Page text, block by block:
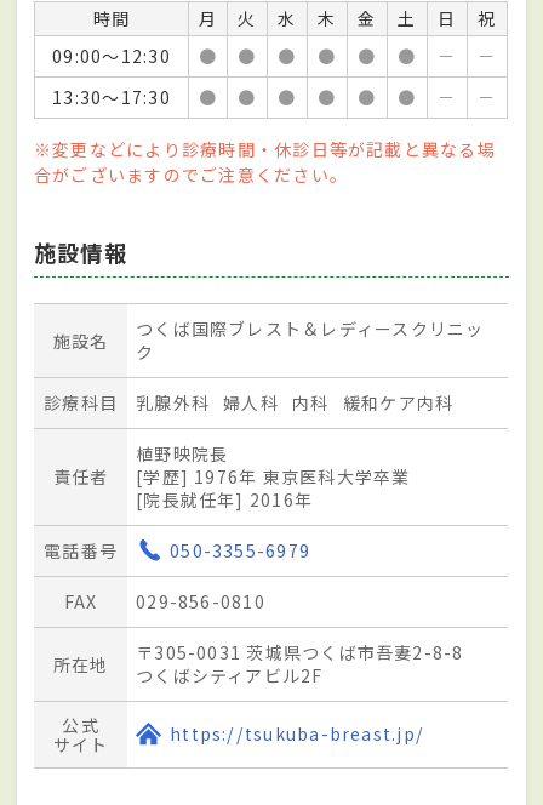
時間 月 火 水 木 金 土 日
祝
09:00～12:30
● ● ● ● ● ● －
－
13:30～17:30
● ● ● ● ● ● － －
※変更などにより診療時間・休診日等が記載と異なる場
合がございますのでご注意ください。
施設情報
施設名
つくば国際ブレスト＆レディースクリニッ
ク
診療科目 乳腺外科 婦人科 内科 緩和ケア内科
責任者
植野映院長
[学歴] 1976年 東京医科大学卒業
[院長就任年] 2016年
電話番号 050-3355-6979
FAX 029-856-0810
所在地
〒305-0031 茨城県つくば市吾妻2-8-8
つくばシティアビル2F
公式
サイト
https://tsukuba-breast.jp/